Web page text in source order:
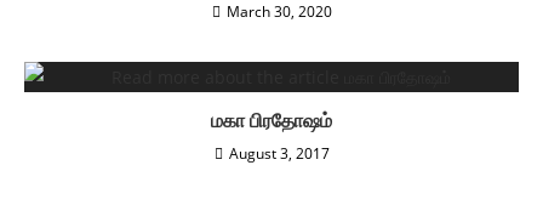
March 30, 2020
மகா பிரதோஷம்
August 3, 2017